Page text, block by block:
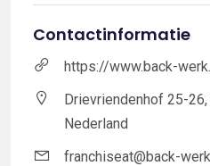
Contactinformatie
https://www.back-
Drievriendenhof 25-
Nederland
franchiseat@back-